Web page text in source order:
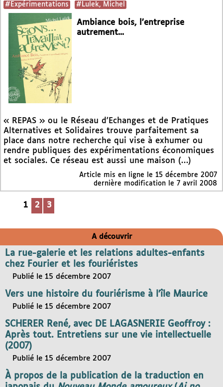
#Expérimentations #Lulek, Michel
Ambiance bois, l’entreprise
autrement...
« REPAS » ou le Réseau d’Echanges et de Pratiques
Alternatives et Solidaires trouve parfaitement sa
place dans notre recherche qui vise à exhumer ou
rendre publiques des expérimentations économiques
et sociales. Ce réseau est aussi une maison (…)
Article mis en ligne le 15 décembre 2007
dernière modification le 7 avril 2008
1 2 3
A découvrir
La rue-galerie et les relations adultes-enfants
chez Fourier et les fouriéristes
Publié le 15 décembre 2007
Vers une histoire du fouriérisme à l’île Maurice
Publié le 15 décembre 2007
SCHERER René, avec DE LAGASNERIE Geoffroy :
Après tout. Entretiens sur une vie intellectuelle
(2007)
Publié le 15 décembre 2007
À propos de la publication de la traduction en